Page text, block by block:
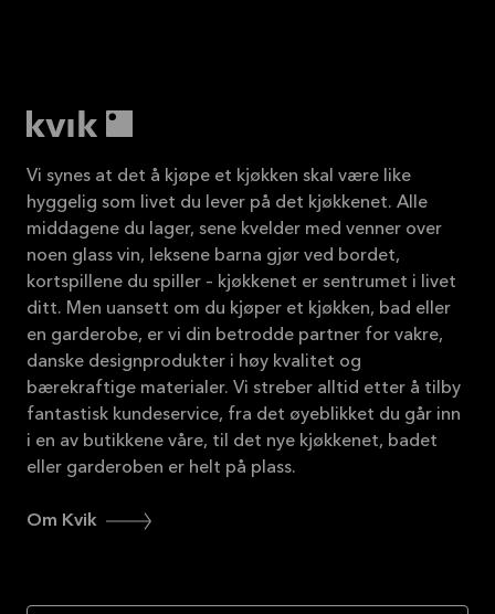
Vi synes at det å kjøpe et kjøkken skal være like
hyggelig som livet du lever på det kjøkkenet. Alle
middagene du lager, sene kvelder med venner over
noen glass vin, leksene barna gjør ved bordet,
kortspillene du spiller – kjøkkenet er sentrumet i livet
ditt. Men uansett om du kjøper et kjøkken, bad eller
en garderobe, er vi din betrodde partner for vakre,
danske designprodukter i høy kvalitet og
bærekraftige materialer. Vi streber alltid etter å tilby
fantastisk kundeservice, fra det øyeblikket du går inn
i en av butikkene våre, til det nye kjøkkenet, badet
eller garderoben er helt på plass.
Om Kvik